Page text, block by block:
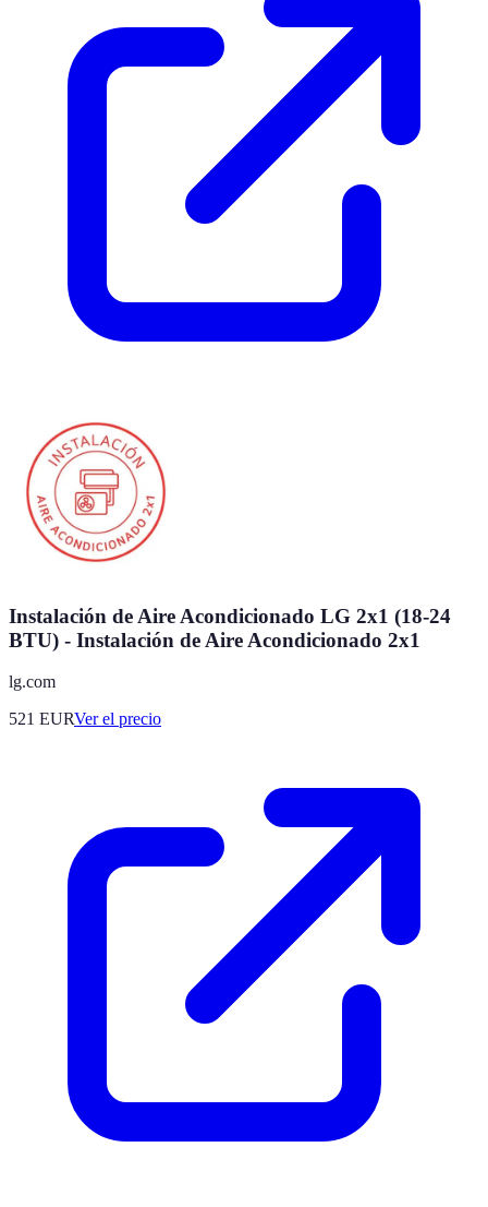
Instalación de Aire Acondicionado LG 2x1 (18-24
BTU) - Instalación de Aire Acondicionado 2x1
lg.com
521 EURVer el precio